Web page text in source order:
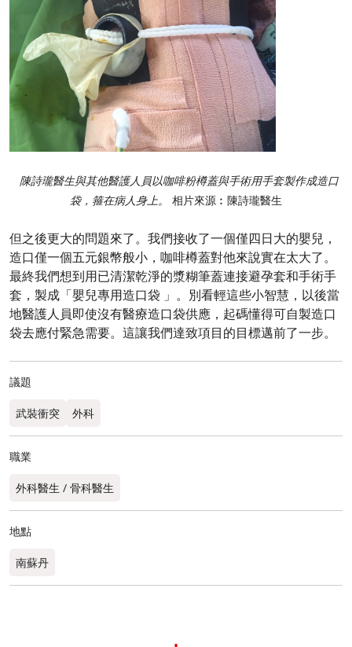
陳詩瓏醫生與其他醫護人員以咖啡粉樽蓋與手術用手套製作成造口
袋，箍在病人身上。 相片來源︰陳詩瓏醫生
但之後更大的問題來了。我們接收了一個僅四日大的嬰兒，
造口僅一個五元銀幣般小，咖啡樽蓋對他來說實在太大了。
最終我們想到用已清潔乾淨的漿糊筆蓋連接避孕套和手術手
套，製成「嬰兒專用造口袋 」。別看輕這些小智慧，以後當
地醫護人員即使沒有醫療造口袋供應，起碼懂得可自製造口
袋去應付緊急需要。這讓我們達致項目的目標邁前了一步。
議題
武裝衝突 外科
職業
外科醫生 / 骨科醫生
地點
南蘇丹